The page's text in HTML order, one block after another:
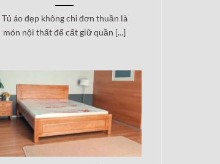
Tủ áo đẹp không chỉ đơn thuần là
món nội thất để cất giữ quần [...]